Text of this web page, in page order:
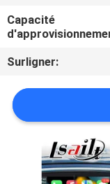
CONTACTEZ-
NOUS
CAS
PLAN
Capacité
Surligner: